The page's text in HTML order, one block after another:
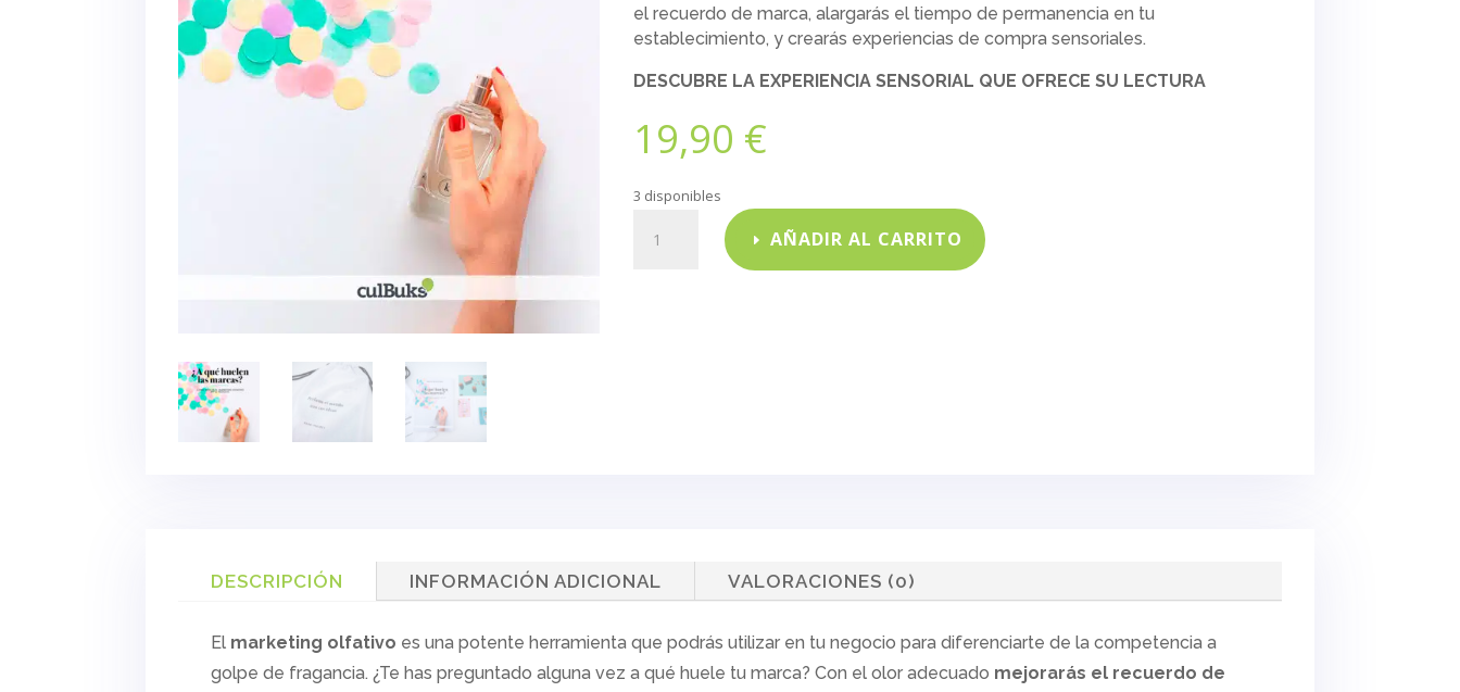
el recuerdo de marca, alargarás el tiempo de permanencia en tu
establecimiento, y crearás experiencias de compra sensoriales.
DESCUBRE LA EXPERIENCIA SENSORIAL QUE OFRECE SU LECTURA
19,90 €
3 disponibles
qué
AÑADIR AL CARRITO
DESCRIPCIÓN INFORMACIÓN ADICIONAL VALORACIONES (0)
El marketing olfativo es una potente herramienta que podrás utilizar en tu negocio para diferenciarte de la competencia a
golpe de fragancia. ¿Te has preguntado alguna vez a qué huele tu marca? Con el olor adecuado mejorarás el recuerdo de